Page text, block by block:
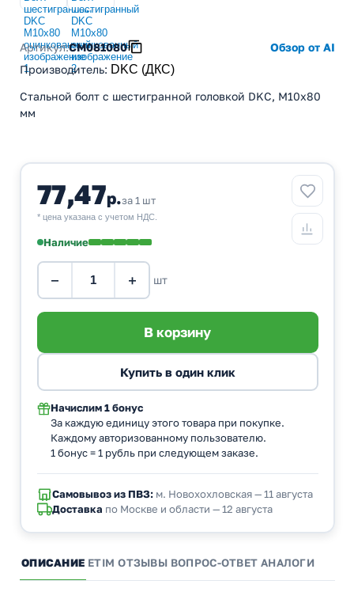
Артикул:CM081080
Обзор от AI
Производитель: DKC (ДКС)
Стальной болт с шестигранной головкой DKC, М10x80
мм
77,47р.за 1 шт
* цена указана с учетом НДС.
Наличие
− + шт
Начислим 1 бонус
За каждую единицу этого товара при покупке.
Каждому авторизованному пользователю.
1 бонус = 1 рубль при следующем заказе.
Самовывоз из ПВЗ:м. Новохохловская — 11 августа
Доставка по Москве и области — 12 августа
ОПИСАНИЕ ETIM ОТЗЫВЫ ВОПРОС-ОТВЕТ АНАЛОГИ